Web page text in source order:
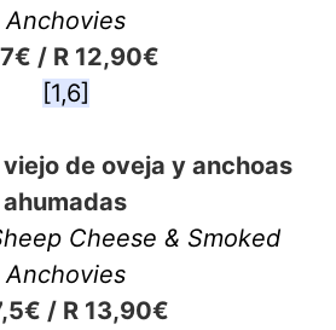
Anchovies
/ R 12,90€
[1,6]
de oveja y anchoas
ahumadas
Cheese & Smoked
Anchovies
/ R 13,90€